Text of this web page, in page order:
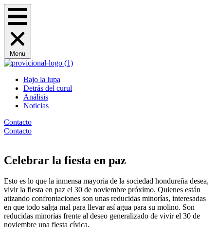
Menu
Bajo la lupa
Detrás del curul
Análisis
Noticias
Contacto
Contacto
Celebrar la fiesta en paz
Esto es lo que la inmensa mayoría de la sociedad hondureña desea,
vivir la fiesta en paz el 30 de noviembre próximo. Quienes están
atizando confrontaciones son unas reducidas minorías, interesadas
en que todo salga mal para llevar así agua para su molino. Son
reducidas minorías frente al deseo generalizado de vivir el 30 de
noviembre una fiesta cívica.